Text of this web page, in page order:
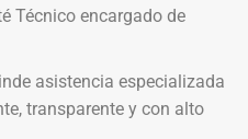
Técnico encargado de
asistencia especializada
transparente y con alto